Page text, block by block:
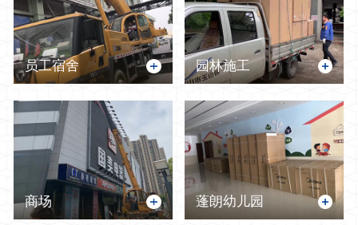
员工宿舍 园林施工
商场 蓬朗幼儿园